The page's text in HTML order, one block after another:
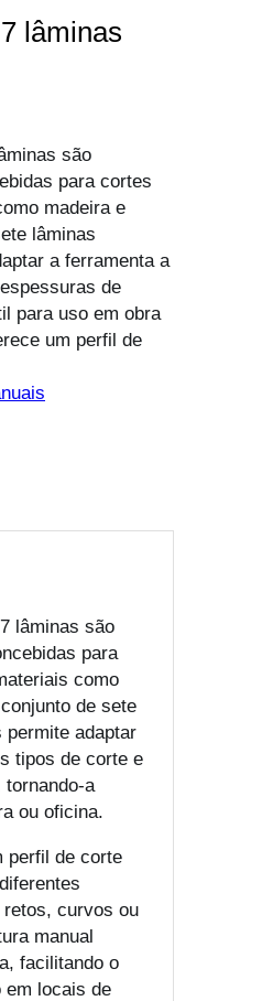
lâminas
são
para cortes
madeira e
lâminas
a ferramenta a
de
para uso em obra
um perfil de
lâminas são
para
como
de sete
permite adaptar
tipos de corte e
a
ou oficina.
perfil de corte
curvos ou
manual
facilitando o
em locais de